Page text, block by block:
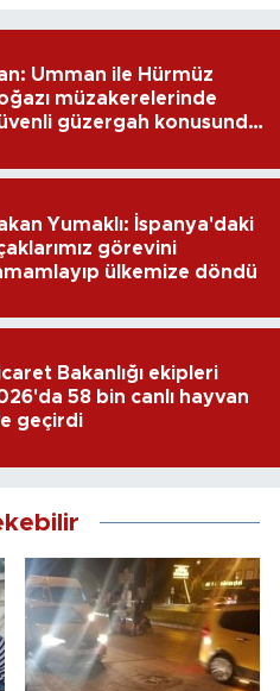
Umman ile Hürmüz
müzakerelerinde
güzergah konusunda
Yumaklı: İspanya'daki
görevini
ülkemize döndü
Bakanlığı ekipleri
58 bin canlı hayvan
geçirdi